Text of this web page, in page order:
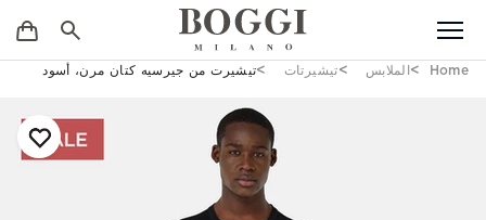
Home الملابس تيشيرتات تيشيرت من جيرسيه كتان مرن، أسود